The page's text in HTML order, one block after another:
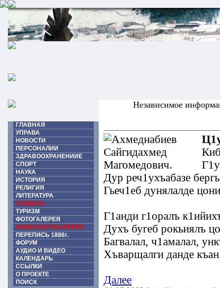
Независимое
ГЛАВНАЯ
УПРАВА
НОВОСТИ
ПЕРСОНАЛИИ
ЗДРАВООХРАНЕНИИЕ
СПОРТ
НАУКА
ИСТОРИЯ
РЕЛИГИЯ
ЛИТЕРАТУРА
СЛОВАРЬ
ТУРИЗМ
ФОТОГАЛЕРЕЯ
НОВАЯ ФОТОГАЛЕРЕЯ
ПЕРЕПИСЬ 1886г.
ФОРУМ
АУДИО И ВИДЕО
КАЛЕНДАРЬ
ССЫЛКИ
О ПРОЕКТЕ
ПОИСК
Дур реч1ухъабазе
Гьеч1еб дунялалде
Г1анди г1оралъ
Духъ бугеб рокьиялъ
Багвалал, ч1амалал,
Хъварщалги данде
Далее